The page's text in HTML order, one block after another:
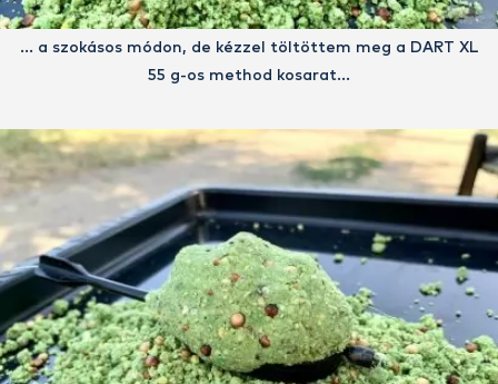
… a szokásos módon, de kézzel töltöttem meg a DART XL
55 g-os method kosarat…